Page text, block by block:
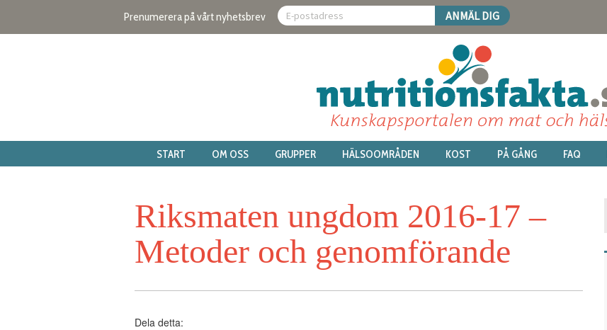
Prenumerera på vårt nyhetsbrev
START OM OSS GRUPPER HÄLSOOMRÅDEN KOST PÅ GÅNG FAQ
Riksmaten ungdom 2016-17 –
Metoder och genomförande
Dela detta: